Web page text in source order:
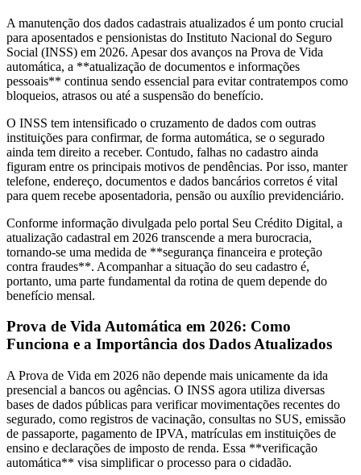
A manutenção dos dados cadastrais atualizados é um ponto crucial
para aposentados e pensionistas do Instituto Nacional do Seguro
Social (INSS) em 2026. Apesar dos avanços na Prova de Vida
automática, a **atualização de documentos e informações
pessoais** continua sendo essencial para evitar contratempos como
bloqueios, atrasos ou até a suspensão do benefício.
O INSS tem intensificado o cruzamento de dados com outras
instituições para confirmar, de forma automática, se o segurado
ainda tem direito a receber. Contudo, falhas no cadastro ainda
figuram entre os principais motivos de pendências. Por isso, manter
telefone, endereço, documentos e dados bancários corretos é vital
para quem recebe aposentadoria, pensão ou auxílio previdenciário.
Conforme informação divulgada pelo portal Seu Crédito Digital, a
atualização cadastral em 2026 transcende a mera burocracia,
tornando-se uma medida de **segurança financeira e proteção
contra fraudes**. Acompanhar a situação do seu cadastro é,
portanto, uma parte fundamental da rotina de quem depende do
benefício mensal.
Prova de Vida Automática em 2026: Como
Funciona e a Importância dos Dados Atualizados
A Prova de Vida em 2026 não depende mais unicamente da ida
presencial a bancos ou agências. O INSS agora utiliza diversas
bases de dados públicas para verificar movimentações recentes do
segurado, como registros de vacinação, consultas no SUS, emissão
de passaporte, pagamento de IPVA, matrículas em instituições de
ensino e declarações de imposto de renda. Essa **verificação
automática** visa simplificar o processo para o cidadão.